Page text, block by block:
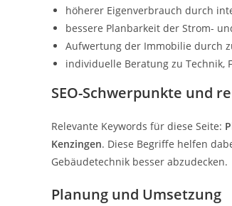
höherer Eigenverbrauch durch
bessere Planbarkeit der Strom-
Aufwertung der Immobilie durch
individuelle Beratung zu
SEO-Schwerpunkte und
Relevante Keywords für diese Seite:
Kenzingen. Diese Begriffe helfen
Gebäudetechnik besser abzudecken.
Planung und Umsetzung